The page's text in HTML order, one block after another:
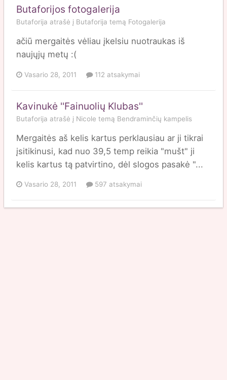
Butaforijos fotogalerija
Butaforija atrašė į Butaforija temą Fotogalerija
ačiū mergaitės vėliau įkelsiu nuotraukas iš
naujųjų metų :(
Vasario 28, 2011 112 atsakymai
Kavinukė ''Fainuolių Klubas''
Butaforija atrašė į Nicole temą Bendraminčių kampelis
Mergaitės aš kelis kartus perklausiau ar ji tikrai
įsitikinusi, kad nuo 39,5 temp reikia "mušt" ji
kelis kartus tą patvirtino, dėl slogos pasakė "...
Vasario 28, 2011 597 atsakymai